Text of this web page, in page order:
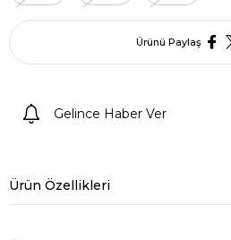
Ürünü Paylaş
Gelince Haber Ver
Ürün Özellikleri